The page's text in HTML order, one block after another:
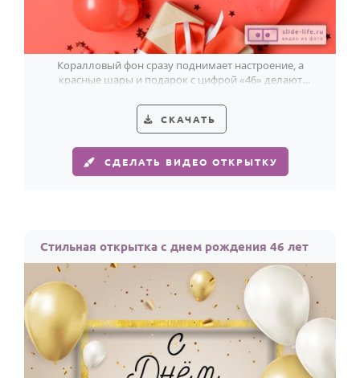
Коралловый фон сразу поднимает настроение, а
красные шары и подарок с цифрой «46» делают
СКАЧАТЬ
СДЕЛАТЬ ВИДЕО ОТКРЫТКУ
Стильная открытка с днем рождения 46 лет